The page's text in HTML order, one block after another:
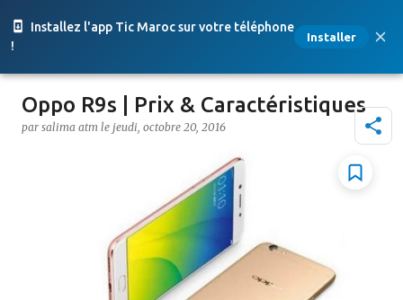
Installez l'app Tic Maroc sur votre téléphone
!
Installer
Accéder au contenu principal
Oppo R9s | Prix & Caractéristiques
par salima atm le jeudi, octobre 20, 2016